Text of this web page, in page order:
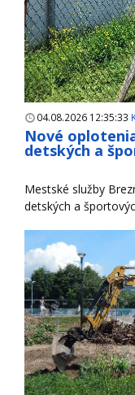
04.08.2026 12:35:33
Nové
detských a
Mestské služby
detských a